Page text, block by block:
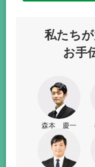
私たちが
お手
森本 慶一